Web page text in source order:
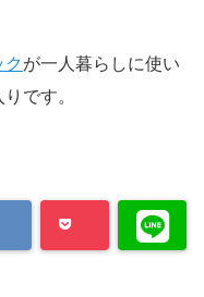
クが一人暮らしに使い
です。